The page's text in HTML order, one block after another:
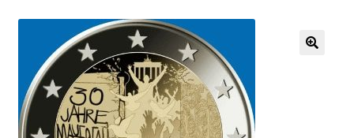
Winkel
Winkelmand
Afrekenen